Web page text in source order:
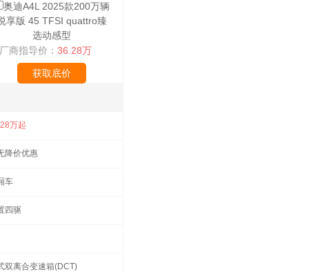
奥迪A4L 2025款200万辆
享版 45 TFSI quattro臻
选动感型
厂商指导价： 36.28万
获取底价
万起
降价优惠
车
四驱
双离合变速箱(DCT)